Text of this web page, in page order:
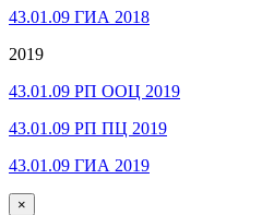
43.01.09 ГИА 2018
2019
43.01.09 РП ООЦ 2019
43.01.09 РП ПЦ 2019
43.01.09 ГИА 2019
×